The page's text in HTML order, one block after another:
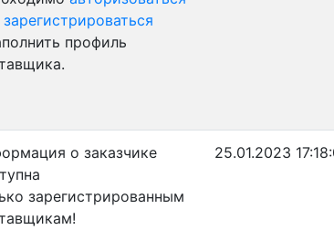
зарегистрироваться
профиль
о заказчике
зарегистрированным
25.01.2023